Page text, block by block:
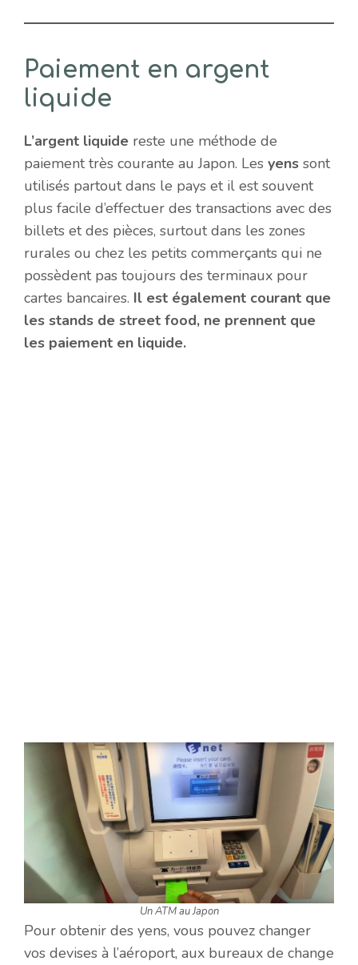
Paiement en argent
liquide
L’argent liquide reste une méthode de
paiement très courante au Japon. Les yens sont
utilisés partout dans le pays et il est souvent
plus facile d’effectuer des transactions avec des
billets et des pièces, surtout dans les zones
rurales ou chez les petits commerçants qui ne
possèdent pas toujours des terminaux pour
cartes bancaires. Il est également courant que
les stands de street food, ne prennent que
les paiement en liquide.
Un ATM au Japon
Pour obtenir des yens, vous pouvez changer
vos devises à l’aéroport, aux bureaux de change